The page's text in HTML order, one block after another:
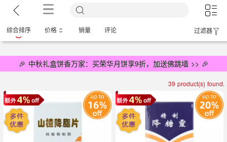
综合排序 价格 销量 评论 过滤器
🎉 中秋礼盒饼香万家：买荣华月饼享9折，加送佛跳墙 >> 🎉
39 product(s) found.